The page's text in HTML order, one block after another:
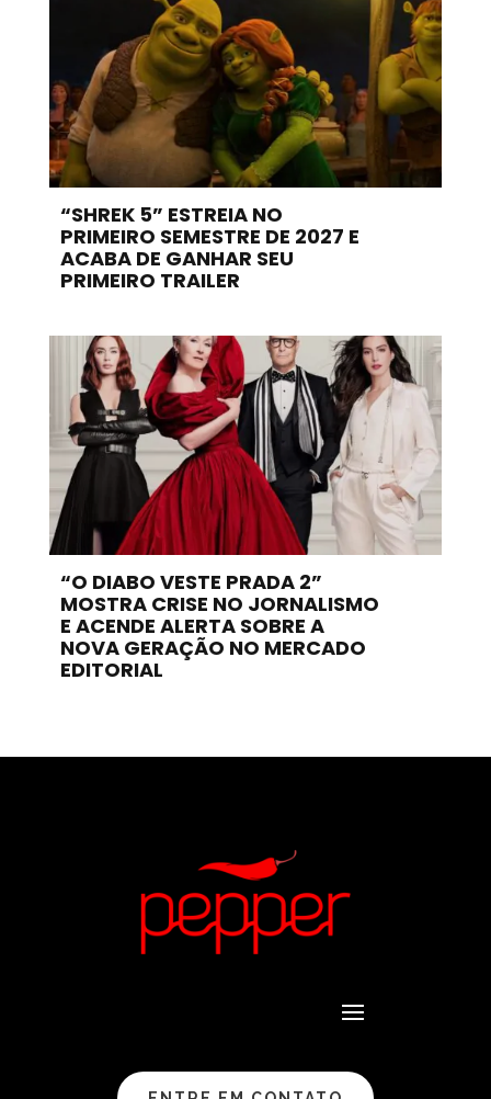
“SHREK 5” ESTREIA NO
PRIMEIRO SEMESTRE DE 2027 E
ACABA DE GANHAR SEU
PRIMEIRO TRAILER
“O DIABO VESTE PRADA 2”
MOSTRA CRISE NO JORNALISMO
E ACENDE ALERTA SOBRE A
NOVA GERAÇÃO NO MERCADO
EDITORIAL